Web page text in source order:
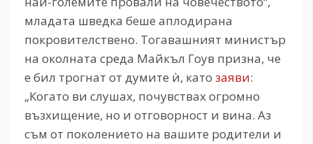
младата шведка беше аплодирана
покровителствено. Тогавашният министър
на околната среда Майкъл Гоув призна, че
е бил трогнат от думите ѝ, като заяви:
„Когато ви слушах, почувствах огромно
възхищение, но и отговорност и вина. Аз
съм от поколението на вашите родители и